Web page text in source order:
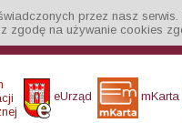
przez nasz
zgodę na używanie cookies
eUrząd mKarta